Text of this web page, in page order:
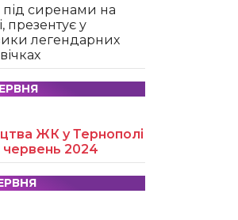
під сиренами на
презентує у
легендарних
ЖК у Тернополі
червень 2024